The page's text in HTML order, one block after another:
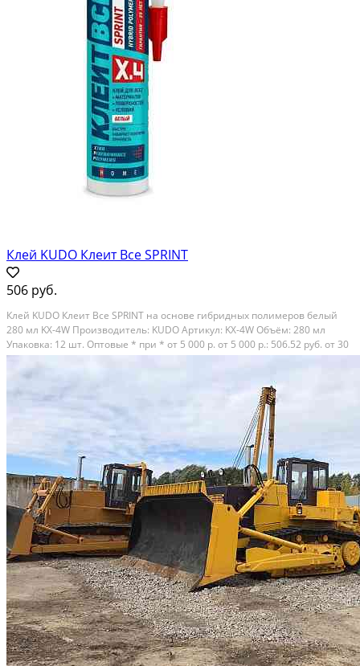
Клей KUDO Клеит Все SPRINT
506 руб.
Клей KUDO Клеит Все SPRINT на основе гибридных полимеров белый
280 мл KX-4W Производитель: KUDO Артикул: KX-4W Объём: 280 мл
Упаковка: 12 шт. Оптовые * при * от 5 000 р. от 5 000 р.: 506.52 руб. от 30
000 р.: 487.76 руб. от 60 000 р.: 469.00 руб